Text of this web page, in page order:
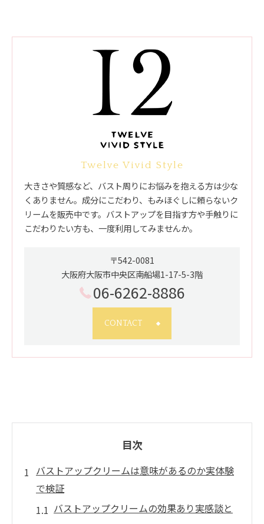
Twelve Vivid Style
大きさや質感など、バスト周りにお悩みを抱える方は少な
くありません。成分にこだわり、もみほぐしに頼らないク
リームを販売中です。バストアップを目指す方や手触りに
こだわりたい方も、一度利用してみませんか。
〒542-0081
大阪府大阪市中央区南船場1-17-5-3階
06-6262-8886
CONTACT
目次
バストアップクリームは意味があるのか実体験
で検証
バストアップクリームの効果あり実感談と